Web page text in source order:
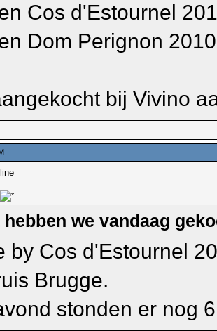
Cos d'Estournel
Dom Perignon
bij Vivino
hebben we vandaag
by Cos d'Estournel
Brugge.
stonden er nog